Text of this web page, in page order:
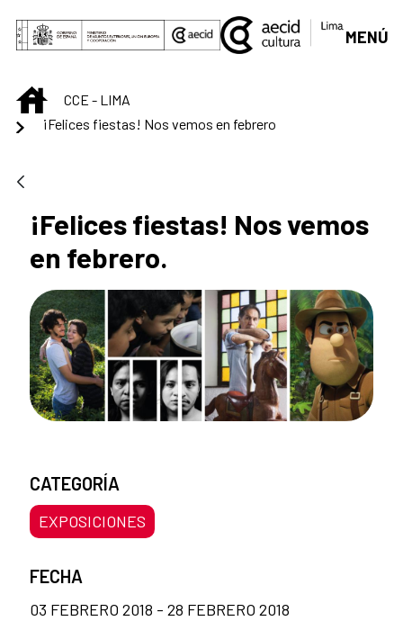
Saltar al contenido principal
MENÚ
INICIOCCE - LIMA
¡Felices fiestas! Nos vemos en febrero
¡Felices fiestas! Nos vemos
en febrero.
CATEGORÍA
EXPOSICIONES
FECHA
03 FEBRERO 2018 - 28 FEBRERO 2018